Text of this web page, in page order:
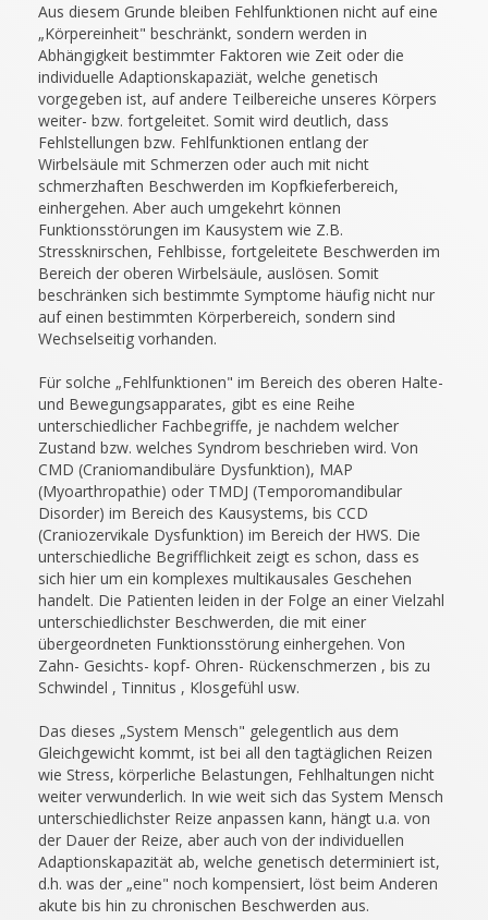
Aus diesem Grunde bleiben Fehlfunktionen nicht auf eine
„Körpereinheit" beschränkt, sondern werden in
Abhängigkeit bestimmter Faktoren wie Zeit oder die
individuelle Adaptionskapaziät, welche genetisch
vorgegeben ist, auf andere Teilbereiche unseres Körpers
weiter- bzw. fortgeleitet. Somit wird deutlich, dass
Fehlstellungen bzw. Fehlfunktionen entlang der
Wirbelsäule mit Schmerzen oder auch mit nicht
schmerzhaften Beschwerden im Kopfkieferbereich,
einhergehen. Aber auch umgekehrt können
Funktionsstörungen im Kausystem wie Z.B.
Stressknirschen, Fehlbisse, fortgeleitete Beschwerden im
Bereich der oberen Wirbelsäule, auslösen. Somit
beschränken sich bestimmte Symptome häufig nicht nur
auf einen bestimmten Körperbereich, sondern sind
Wechselseitig vorhanden.
Für solche „Fehlfunktionen" im Bereich des oberen Halte-
und Bewegungsapparates, gibt es eine Reihe
unterschiedlicher Fachbegriffe, je nachdem welcher
Zustand bzw. welches Syndrom beschrieben wird. Von
CMD (Craniomandibuläre Dysfunktion), MAP
(Myoarthropathie) oder TMDJ (Temporomandibular
Disorder) im Bereich des Kausystems, bis CCD
(Craniozervikale Dysfunktion) im Bereich der HWS. Die
unterschiedliche Begrifflichkeit zeigt es schon, dass es
sich hier um ein komplexes multikausales Geschehen
handelt. Die Patienten leiden in der Folge an einer Vielzahl
unterschiedlichster Beschwerden, die mit einer
übergeordneten Funktionsstörung einhergehen. Von
Zahn- Gesichts- kopf- Ohren- Rückenschmerzen , bis zu
Schwindel , Tinnitus , Klosgefühl usw.
Das dieses „System Mensch" gelegentlich aus dem
Gleichgewicht kommt, ist bei all den tagtäglichen Reizen
wie Stress, körperliche Belastungen, Fehlhaltungen nicht
weiter verwunderlich. In wie weit sich das System Mensch
unterschiedlichster Reize anpassen kann, hängt u.a. von
der Dauer der Reize, aber auch von der individuellen
Adaptionskapazität ab, welche genetisch determiniert ist,
d.h. was der „eine" noch kompensiert, löst beim Anderen
akute bis hin zu chronischen Beschwerden aus.